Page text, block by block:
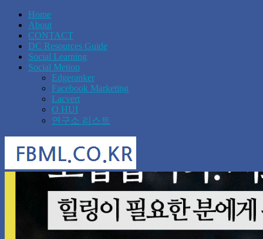
Home
About
CONTACT
DC Resources Guide
Social Learning
Social Metion
Edgeranker
Facebook Marketing
Lacvert
O HUI
연구소 리스트